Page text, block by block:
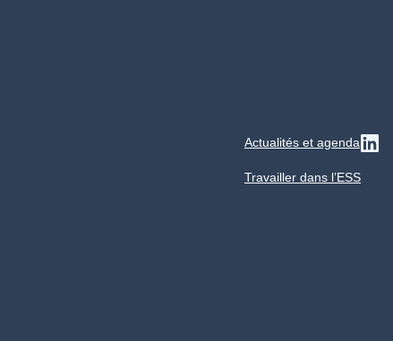
Actualités et agenda
Travailler dans l’ESS